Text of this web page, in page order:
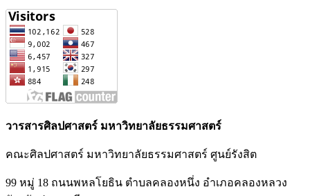
วารสารศิลปศาสตร์ มหาวิทยาลัยธรรมศาสตร์
คณะศิลปศาสตร์ มหาวิทยาลัยธรรมศาสตร์ ศูนย์รังสิต
99 หมู่ 18 ถนนพหลโยธิน ตำบลคลองหนึ่ง อำเภอคลองหลวง